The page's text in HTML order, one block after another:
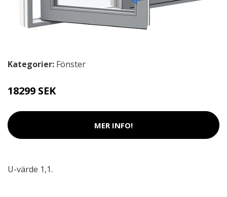
Kategorier: Fönster
18299 SEK
MER INFO!
U-värde 1,1.